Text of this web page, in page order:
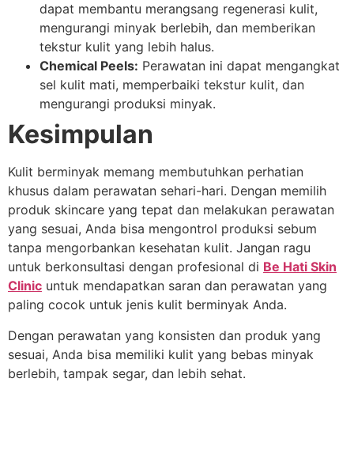
dapat membantu merangsang regenerasi kulit,
mengurangi minyak berlebih, dan memberikan
tekstur kulit yang lebih halus.
Chemical Peels: Perawatan ini dapat mengangkat
sel kulit mati, memperbaiki tekstur kulit, dan
mengurangi produksi minyak.
Kesimpulan
Kulit berminyak memang membutuhkan perhatian
khusus dalam perawatan sehari-hari. Dengan memilih
produk skincare yang tepat dan melakukan perawatan
yang sesuai, Anda bisa mengontrol produksi sebum
tanpa mengorbankan kesehatan kulit. Jangan ragu
untuk berkonsultasi dengan profesional di Be Hati Skin
Clinic untuk mendapatkan saran dan perawatan yang
paling cocok untuk jenis kulit berminyak Anda.
Dengan perawatan yang konsisten dan produk yang
sesuai, Anda bisa memiliki kulit yang bebas minyak
berlebih, tampak segar, dan lebih sehat.